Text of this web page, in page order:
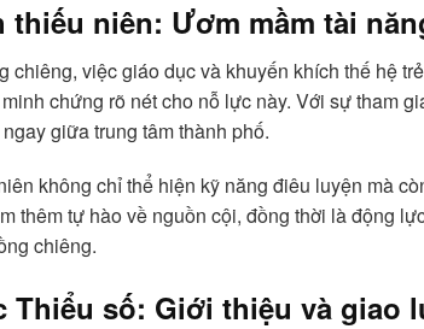
niên: Ươm mầm tài
việc giáo dục và khuyến khích thế hệ
chứng rõ nét cho nỗ lực này. Với sự tham
giữa trung tâm thành phố.
không chỉ thể hiện kỹ năng điêu luyện mà
thêm tự hào về nguồn cội, đồng thời là động
chiêng.
Thiểu số: Giới thiệu và giao